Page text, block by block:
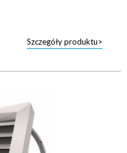
Szczegóły produktu>